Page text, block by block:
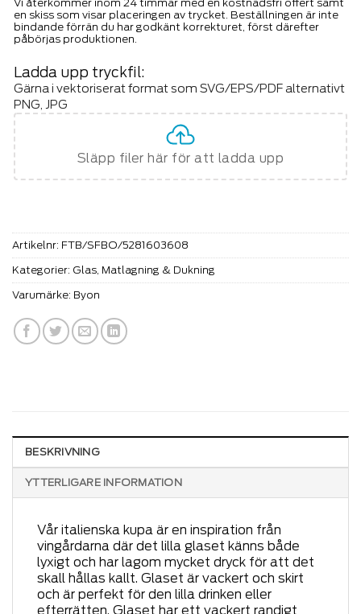
Vi återkommer inom 24 timmar med en kostnadsfri offert samt
en skiss som visar placeringen av trycket. Beställningen är inte
bindande förrän du har godkänt korrekturet, först därefter
påbörjas produktionen.
Ladda upp tryckfil:
Gärna i vektoriserat format som SVG/EPS/PDF alternativt
PNG, JPG
Släpp filer här för att ladda upp
Artikelnr: FTB/SFBO/5281603608
Kategorier: Glas Matlagning & Dukning
Varumärke: Byon
BESKRIVNING
YTTERLIGARE INFORMATION
Vår italienska kupa är en inspiration från
vingårdarna där det lilla glaset känns både
lyxigt och har lagom mycket dryck för att det
skall hållas kallt. Glaset är vackert och skirt
och är perfekt för den lilla drinken eller
efterrätten. Glaset har ett vackert randigt